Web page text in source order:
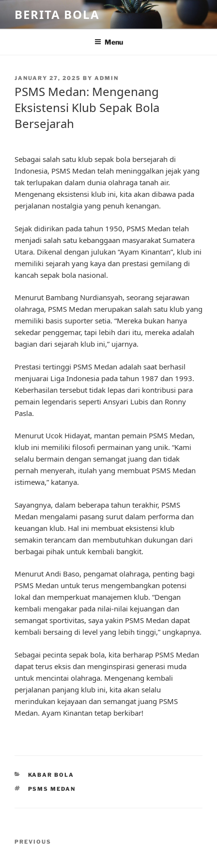
content
BERITA BOLA
Menu
POSTED
JANUARY 27, 2025 BY ADMIN
PSMS Medan: Mengenang
Eksistensi Klub Sepak Bola
Bersejarah
Sebagai salah satu klub sepak bola bersejarah di
Indonesia, PSMS Medan telah meninggalkan jejak yang
tak terlupakan dalam dunia olahraga tanah air.
Mengenang eksistensi klub ini, kita akan dibawa pada
perjalanan nostalgia yang penuh kenangan.
Sejak didirikan pada tahun 1950, PSMS Medan telah
menjadi salah satu kebanggaan masyarakat Sumatera
Utara. Dikenal dengan julukan “Ayam Kinantan”, klub ini
memiliki sejarah yang kaya dan prestasi gemilang di
kancah sepak bola nasional.
Menurut Bambang Nurdiansyah, seorang sejarawan
olahraga, PSMS Medan merupakan salah satu klub yang
memiliki basis suporter setia. “Mereka bukan hanya
sekedar penggemar, tapi lebih dari itu, mereka adalah
bagian dari sejarah klub ini,” ujarnya.
Prestasi tertinggi PSMS Medan adalah saat berhasil
menjuarai Liga Indonesia pada tahun 1987 dan 1993.
Keberhasilan tersebut tidak lepas dari kontribusi para
pemain legendaris seperti Ansyari Lubis dan Ronny
Pasla.
Menurut Ucok Hidayat, mantan pemain PSMS Medan,
klub ini memiliki filosofi permainan yang unik. “Kami
selalu bermain dengan semangat juang dan tidak
pernah menyerah, itulah yang membuat PSMS Medan
istimewa,” katanya.
Sayangnya, dalam beberapa tahun terakhir, PSMS
Medan mengalami pasang surut dalam performa dan
keuangan klub. Hal ini membuat eksistensi klub
semakin terancam dan membutuhkan dukungan dari
berbagai pihak untuk kembali bangkit.
Menurut Andi Baso, pengamat olahraga, penting bagi
PSMS Medan untuk terus mengembangkan potensi
lokal dan memperkuat manajemen klub. “Dengan
kembali mengakar pada nilai-nilai kejuangan dan
semangat sportivitas, saya yakin PSMS Medan dapat
kembali bersaing di level yang lebih tinggi,” ungkapnya.
Sebagai pecinta sepak bola, kita berharap PSMS Medan
dapat terus eksis dan menginspirasi generasi muda
untuk mencintai olahraga. Mengenang kembali
perjalanan panjang klub ini, kita akan selalu
merindukan kejayaan dan semangat juang PSMS
Medan. Ayam Kinantan tetap berkibar!
CATEGORIES
KABAR BOLA
TAGS
PSMS MEDAN
Previous
PREVIOUS